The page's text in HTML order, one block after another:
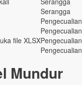
Serangga
Pengecualian
Pengecualian
file XLSXPengecualian
Pengecualian
Mundur